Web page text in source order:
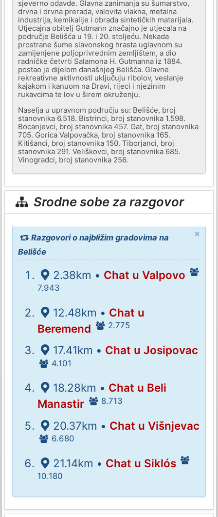
sjeverno odavde. Glavna zanimanja su šumarstvo,
drvna i drvna prerada, valovita vlakna, metalna
industrija, kemikalije i obrada sintetičkih materijala.
Utjecajna obitelj Gutmann značajno je utjecala na
područje Belišća u 19. i 20. stoljeću. Nekada
prostrane šume slavonskog hrasta uglavnom su
zamijenjene poljoprivrednim zemljištem, a dio
radničke četvrti Salamona H. Gutmanna iz 1884.
postao je dijelom današnjeg Belišća. Glavne
rekreativne aktivnosti uključuju ribolov, veslanje
kajakom i kanuom na Dravi, rijeci i njezinim
rukavcima te lov u širem okruženju.
Naselja u upravnom području su: Belišće, broj
stanovnika 6.518. Bistrinci, broj stanovnika 1.598.
Bocanjevci, broj stanovnika 457. Gat, broj stanovnika
705. Gorica Valpovačka, broj stanovnika 165.
Kitišanci, broj stanovnika 150. Tiborjanci, broj
stanovnika 291. Veliškovci, broj stanovnika 685.
Vinogradci, broj stanovnika 256.
Srodne sobe za razgovor
×
Razgovori o najbližim gradovima na
Belišće
2.38km • Chat u Valpovo
7.943
12.48km • Chat u
Beremend
2.775
17.41km • Chat u Josipovac
4.101
18.28km • Chat u Beli
Manastir
8.713
20.37km • Chat u Višnjevac
6.680
21.14km • Chat u Siklós
10.180